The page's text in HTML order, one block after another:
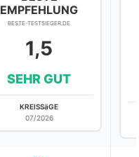
EMPFEHLUNG
BESTE-TESTSIEGER.DE
1,5
SEHR GUT
KREISSäGE
07/2026